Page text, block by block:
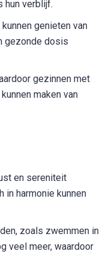
hun verblijf.
genieten van
gezonde dosis
gezinnen met
maken van
en sereniteit
in harmonie kunnen
zoals zwemmen in
veel meer, waardoor